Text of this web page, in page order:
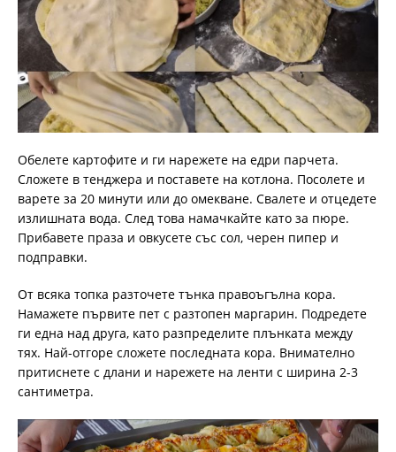
Обелете картофите и ги нарежете на едри парчета.
Сложете в тенджера и поставете на котлона. Посолете и
варете за 20 минути или до омекване. Свалете и отцедете
излишната вода. След това намачкайте като за пюре.
Прибавете праза и овкусете със сол, черен пипер и
подправки.
От всяка топка разточете тънка правоъгълна кора.
Намажете първите пет с разтопен маргарин. Подредете
ги една над друга, като разпределите плънката между
тях. Най-отгоре сложете последната кора. Внимателно
притиснете с длани и нарежете на ленти с ширина 2-3
сантиметра.